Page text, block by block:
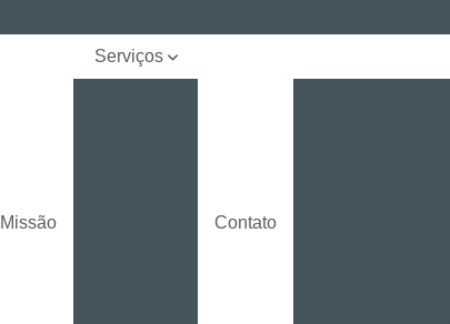
Missão
Serviços
Contato